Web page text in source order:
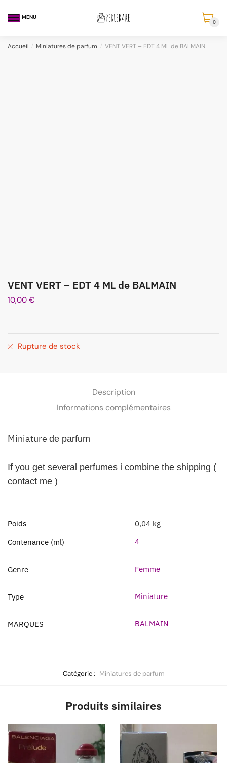
MENU
0
Accueil / Miniatures de parfum / VENT VERT – EDT 4 ML de BALMAIN
VENT VERT – EDT 4 ML de BALMAIN
10,00 €
Rupture de stock
Description
Informations complémentaires
Miniature de parfum
If you get several perfumes i combine the shipping (
contact me )
Poids
0,04 kg
Contenance (ml)
4
Genre Femme
Type Miniature
MARQUES BALMAIN
Catégorie : Miniatures de parfum
Produits similaires